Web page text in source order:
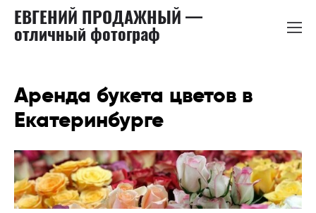
ЕВГЕНИЙ ПРОДАЖНЫЙ —
отличный фотограф
Аренда букета цветов в
Екатеринбурге